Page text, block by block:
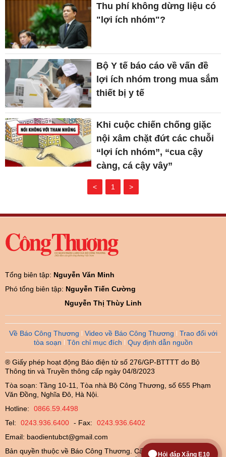
Thu phí không dừng liệu có
"lợi ích nhóm"?
Bộ Y tế báo cáo về vấn đề
lợi ích nhóm trong mua sắm
thiết bị y tế
Khi cuộc chiến chống giặc
nội xâm chặt đứt các chuỗi
“lợi ích nhóm”, “cua cậy
càng, cá cậy vây”
< 1 >
Tổng biên tập: Nguyễn Văn Minh
Phó tổng biên tập: Nguyễn Tiến Cường
Nguyễn Thị Thùy Linh
Về Báo Công Thương Video về Báo Công Thương
Trao đổi với
tòa soạn
Tôn chỉ mục đích Quy định dẫn nguồn
® Giấy phép hoạt động Báo điện tử số 276/GP-BTTTT do Bộ
Thông tin và Truyền thông cấp ngày 04/8/2023
Tòa soạn: Tầng 10-11, Tòa nhà Bộ Công Thương, số 655 Phạm
Văn Đồng, Nghĩa Đô, Hà Nội.
Hotline:
0866.59.4498
Tel:
0243.936.6400 - Fax:
0243.936.6402
Email: baodientubct@gmail.com
Bản quyền thuộc về Báo Công Thương. Cấm sao chép dưới mọi
Hỏi đáp Xăng E10